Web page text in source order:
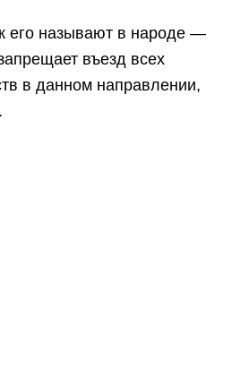
его называют в народе —
въезд всех
в данном направлении,